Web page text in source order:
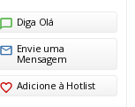
Diga Olá
Envie uma
Mensagem
Adicione à Hotlist